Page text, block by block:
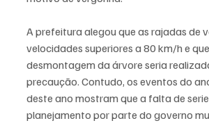
A prefeitura alegou que as rajadas de
velocidades superiores a 80 km/h e
desmontagem da árvore seria
precaução. Contudo, os eventos do
deste ano mostram que a falta de
planejamento por parte do governo